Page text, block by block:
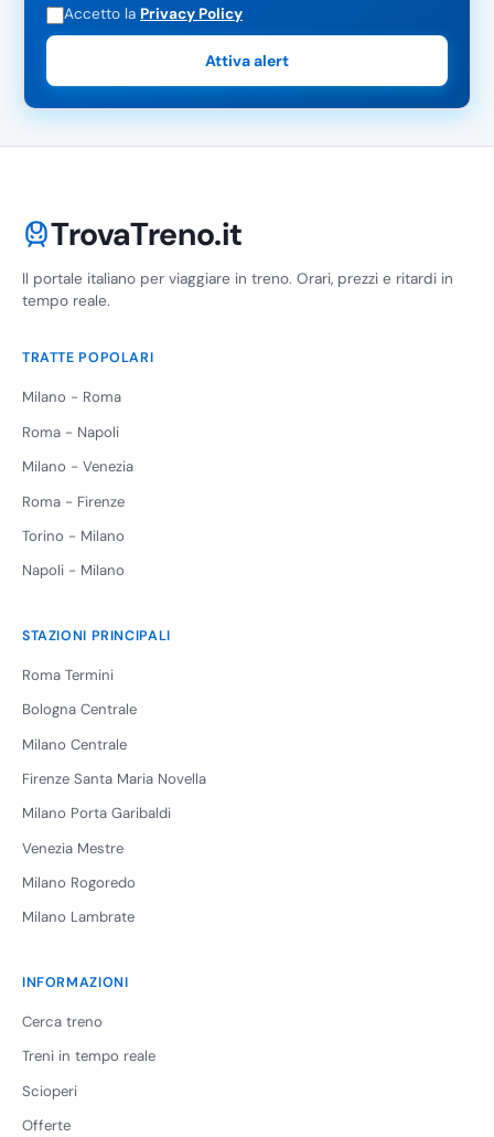
Accetto la Privacy Policy
Attiva alert
TrovaTreno.it
Il portale italiano per viaggiare in treno. Orari, prezzi e ritardi in
tempo reale.
TRATTE POPOLARI
Milano - Roma
Roma - Napoli
Milano - Venezia
Roma - Firenze
Torino - Milano
Napoli - Milano
STAZIONI PRINCIPALI
Roma Termini
Bologna Centrale
Milano Centrale
Firenze Santa Maria Novella
Milano Porta Garibaldi
Venezia Mestre
Milano Rogoredo
Milano Lambrate
INFORMAZIONI
Cerca treno
Treni in tempo reale
Scioperi
Offerte